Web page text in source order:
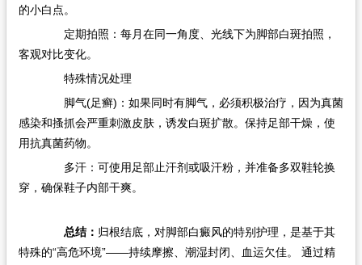
的小白点。
定期拍照：每月在同一角度、光线下为脚部白斑拍照，
客观对比变化。
特殊情况处理
脚气(足癣)：如果同时有脚气，必须积极治疗，因为真菌
感染和搔抓会严重刺激皮肤，诱发白斑扩散。保持足部干燥，使
用抗真菌药物。
多汗：可使用足部止汗剂或吸汗粉，并准备多双鞋轮换
穿，确保鞋子内部干爽。
总结： 归根结底，对脚部白癜风的特别护理，是基于其
特殊的“高危环境”——持续摩擦、潮湿封闭、血运欠佳。​ 通过精